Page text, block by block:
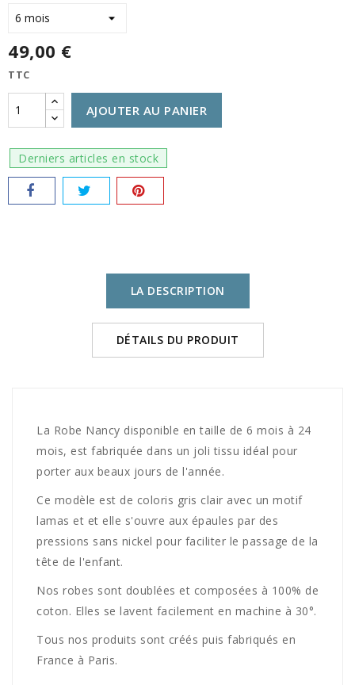
49,00 €
TTC
AJOUTER AU PANIER
Derniers articles en stock
LA DESCRIPTION
DÉTAILS DU PRODUIT
La Robe Nancy disponible en taille de 6 mois à 24
mois, est fabriquée dans un joli tissu idéal pour
porter aux beaux jours de l'année.
Ce modèle est de coloris gris clair avec un motif
lamas et et elle s'ouvre aux épaules par des
pressions sans nickel pour faciliter le passage de la
tête de l'enfant.
Nos robes sont doublées et composées à 100% de
coton. Elles se lavent facilement en machine à 30°.
Tous nos produits sont créés puis fabriqués en
France à Paris.